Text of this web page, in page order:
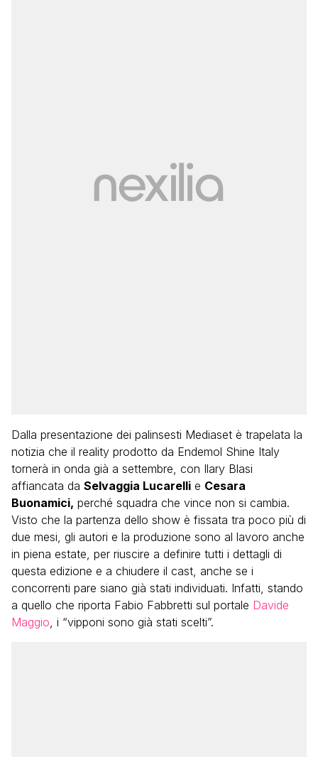
Dalla presentazione dei palinsesti Mediaset è trapelata la
notizia che il reality prodotto da Endemol Shine Italy
tornerà in onda già a settembre, con Ilary Blasi
affiancata da Selvaggia Lucarelli e Cesara
Buonamici, perché squadra che vince non si cambia.
Visto che la partenza dello show è fissata tra poco più di
due mesi, gli autori e la produzione sono al lavoro anche
in piena estate, per riuscire a definire tutti i dettagli di
questa edizione e a chiudere il cast, anche se i
concorrenti pare siano già stati individuati. Infatti, stando
a quello che riporta Fabio Fabbretti sul portale Davide
Maggio, i “vipponi sono già stati scelti”.